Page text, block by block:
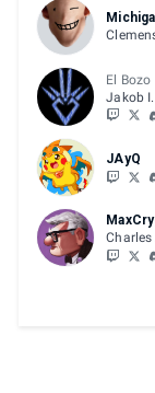
El Bozo
Jakob I.
JAyQ
Charles